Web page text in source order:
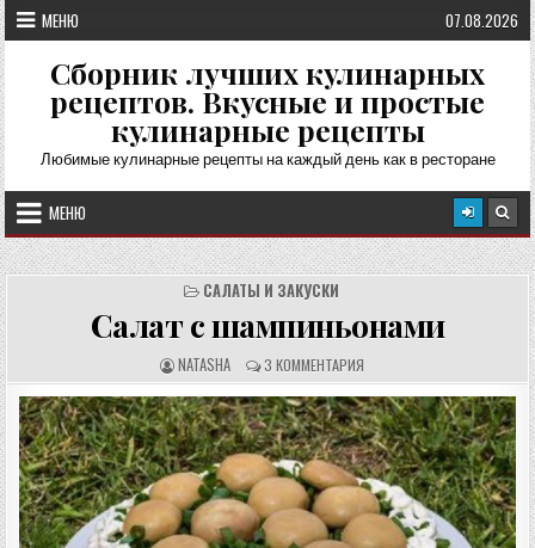
Перейти
к
содержимому
МЕНЮ 07.08.2026
Сборник лучших кулинарных
рецептов. Вкусные и простые
кулинарные рецепты
Любимые кулинарные рецепты на каждый день как в ресторане
МЕНЮ
САЛАТЫ И ЗАКУСКИ
Салат с шампиньонами
А
В
Т
О
Р
Р
Е
Ц
Е
П
Т
А
:
NATASHA О
Т
З
Ы
В
Ы
:
3 КОММЕНТАРИЯ